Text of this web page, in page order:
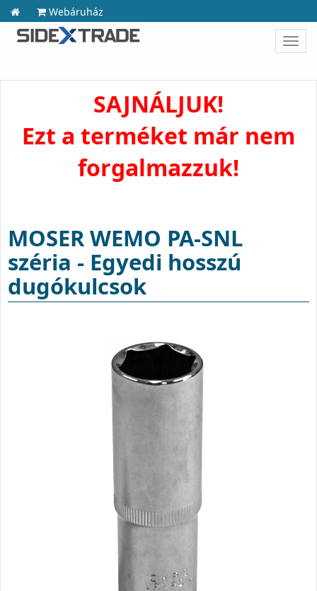
Webáruház
SAJNÁLJUK!
Ezt a terméket már nem
forgalmazzuk!
MOSER WEMO PA-SNL
széria - Egyedi hosszú
dugókulcsok